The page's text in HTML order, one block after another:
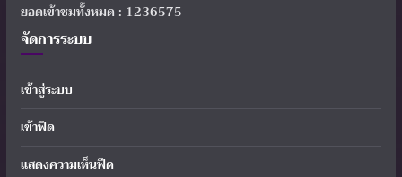
ยอดเข้าชมทั้งหมด : 1236575
จัดการระบบ
เข้าสู่ระบบ
เข้าฟีด
แสดงความเห็นฟีด